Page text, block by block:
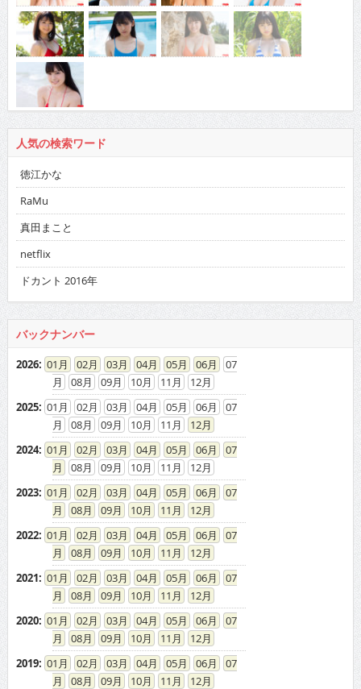
人気の検索ワード
徳江かな
RaMu
真田まこと
netflix
ドカント 2016年
バックナンバー
2026: 01 02 03 04 05 06
07
08
09 10 11
12
2025: 01 02 03 04 05 06
07
08
09 10 11
12
2024: 01 02 03 04 05 06
07
08
09 10 11
12
2023: 01 02 03 04 05 06
07
08
09 10 11
12
2022: 01 02 03 04 05 06
07
08
09 10 11
12
2021: 01 02 03 04 05 06
07
08
09 10 11
12
2020: 01 02 03 04 05 06
07
08
09 10 11
12
2019: 01 02 03 04 05 06
07
08
09 10 11
12